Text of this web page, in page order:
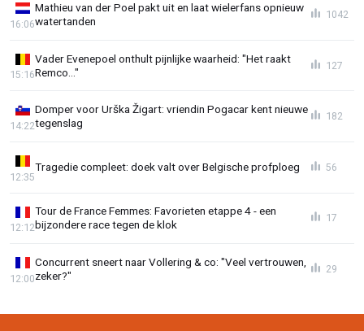
Mathieu van der Poel pakt uit en laat wielerfans opnieuw
watertanden
16:06
1042
Vader Evenepoel onthult pijnlijke waarheid: "Het raakt
Remco..."
15:16
127
Domper voor Urška Žigart: vriendin Pogacar kent nieuwe
tegenslag
14:22
182
Tragedie compleet: doek valt over Belgische profploeg
12:35
56
Tour de France Femmes: Favorieten etappe 4 - een
bijzondere race tegen de klok
12:12
17
Concurrent sneert naar Vollering & co: "Veel vertrouwen,
zeker?"
12:00
29